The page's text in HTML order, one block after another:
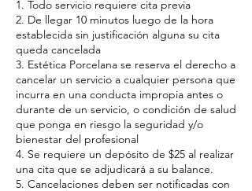
1. Todo servicio requiere cita previa
2. De llegar 10 minutos luego de la hora
establecida sin justificación alguna su cita
queda cancelada
3. Estética Porcelana se reserva el derecho a
cancelar un servicio a cualquier persona que
incurra en una conducta impropia antes o
durante de un servicio, o condición de salud
que ponga en riesgo la seguridad y/o
bienestar del profesional
4. Se requiere un depósito de $25 al realizar
una cita que se adjudicará a su balance.
5. Cancelaciones deben ser notificadas con